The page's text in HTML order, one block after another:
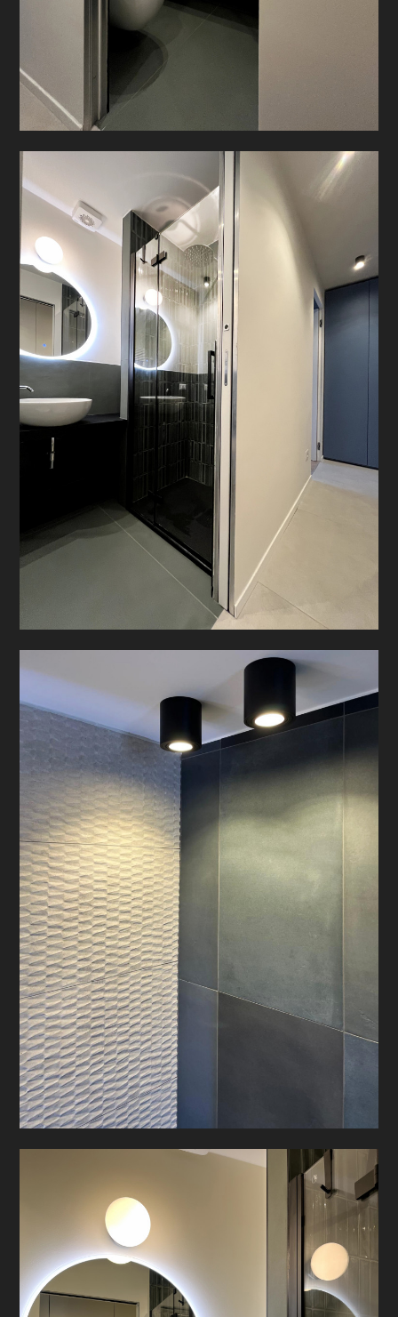
CHI SIAMO
HOME